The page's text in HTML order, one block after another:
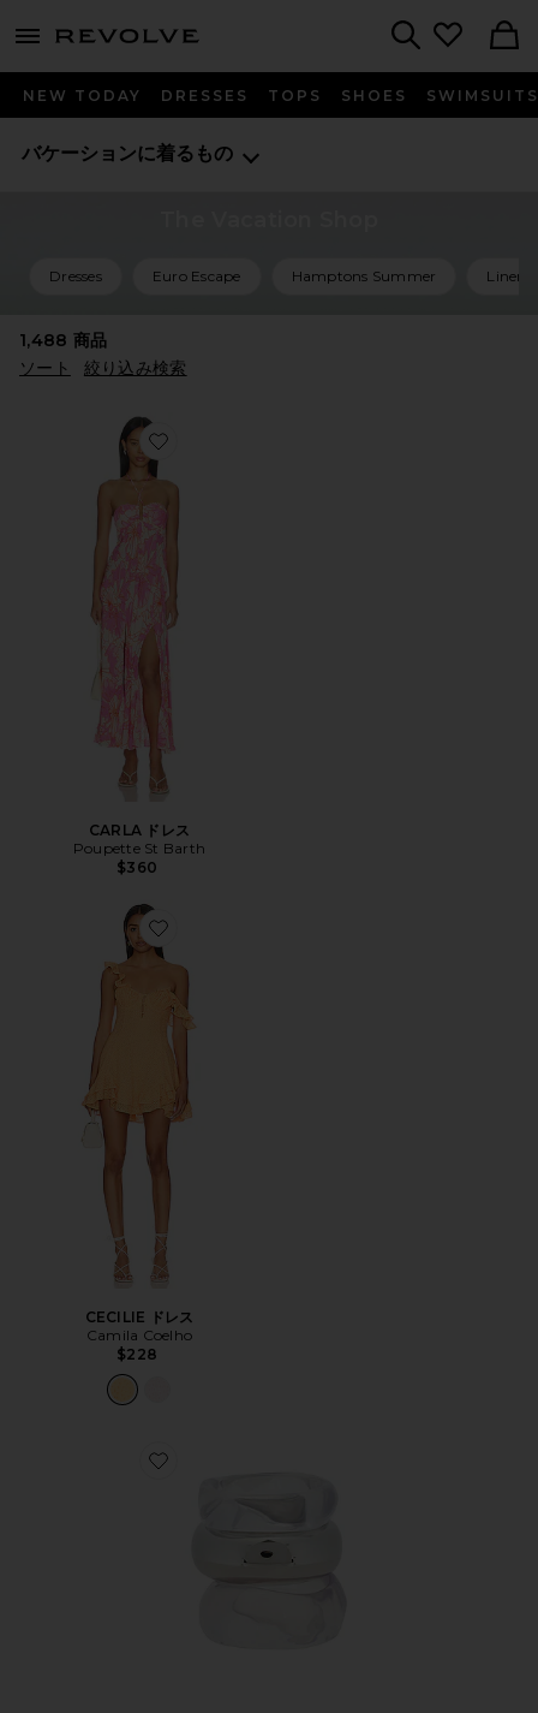
menu - shows more content
NEW TODAY DRESSES TOPS SHOES SWIMSUITS
バケーションに着るもの
Dresses Euro Escape Hamptons Summer Linen
1,488 商品
ソート
絞り込み検索
Favorite CARLA ドレス
CARLA ドレス
Poupette St Barth
$360
Favorite CECILIE ドレス
CECILIE ドレス
Camila Coelho
$228
Favorite バングル